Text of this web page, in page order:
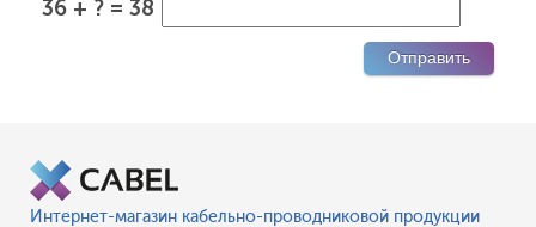
36 + ? = 38
Интернет-магазин кабельно-проводниковой продукции